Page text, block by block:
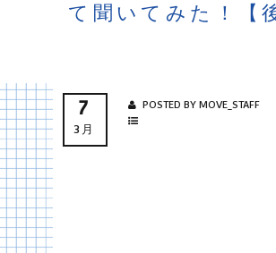
て聞いてみた！【
7
3月
POSTED BY MOVE_STAFF